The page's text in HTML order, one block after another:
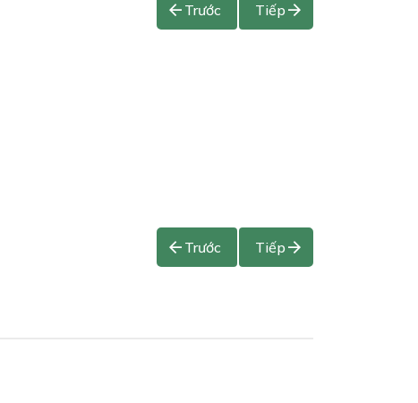
Trước Tiếp
Trước Tiếp